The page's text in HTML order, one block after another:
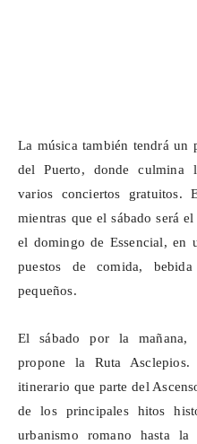
La música también tendrá un
del Puerto, donde culmina
varios conciertos gratuitos.
mientras que el sábado será
el domingo de Essencial, en
puestos de comida,
pequeños.
El sábado por la mañana,
propone la Ruta
itinerario que parte del
de los principales hitos
urbanismo romano hasta